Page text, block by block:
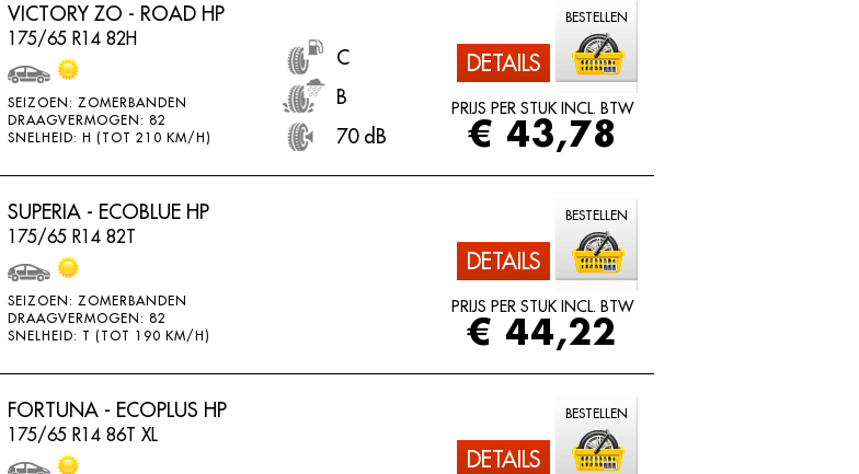
VICTORY ZO - ROAD HP
175/65 R14 82H
SEIZOEN: ZOMERBANDEN
DRAAGVERMOGEN: 82
SNELHEID: H (TOT 210 KM/H)
C
B
70 dB
DETAILS
BESTELLEN
PRIJS PER STUK INCL. BTW
€ 43,78
SUPERIA - ECOBLUE HP
175/65 R14 82T
SEIZOEN: ZOMERBANDEN
DRAAGVERMOGEN: 82
SNELHEID: T (TOT 190 KM/H)
DETAILS
BESTELLEN
PRIJS PER STUK INCL. BTW
€ 44,22
FORTUNA - ECOPLUS HP
175/65 R14 86T XL
DETAILS
BESTELLEN